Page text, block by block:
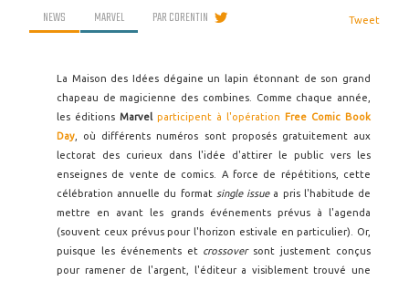
NEWS MARVEL PARCORENTIN Tweet
La Maison des Idées dégaine un lapin étonnant de son grand
chapeau de magicienne des combines. Comme chaque année,
les éditions Marvel participent à l'opération Free Comic Book
Day , où différents numéros sont proposés gratuitement aux
lectorat des curieux dans l'idée d'attirer le public vers les
enseignes de vente de comics. A force de répétitions, cette
célébration annuelle du format single issuea pris l'habitude de
mettre en avant les grands événements prévus à l'agenda
(souvent ceux prévus pour l'horizon estivale en particulier). Or,
puisque les événements et crossoversont justement conçus
pour ramener de l'argent, l'éditeur a visiblement trouvé une